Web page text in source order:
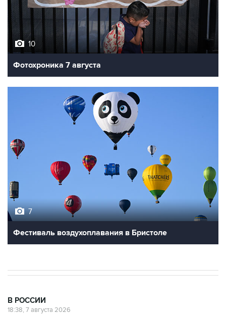
10
Фотохроника 7 августа
7
Фестиваль воздухоплавания в Бристоле
В РОССИИ
18:38, 7 августа 2026